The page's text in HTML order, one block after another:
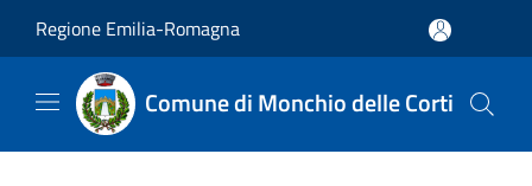
Regione Emilia-Romagna
Comune di Monchio delle Corti